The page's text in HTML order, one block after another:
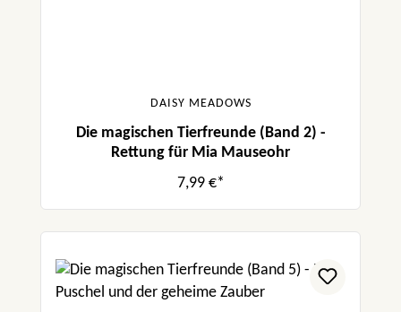
DAISY MEADOWS
Die magischen Tierfreunde (Band 2) -
Rettung für Mia Mauseohr
7,99 €*